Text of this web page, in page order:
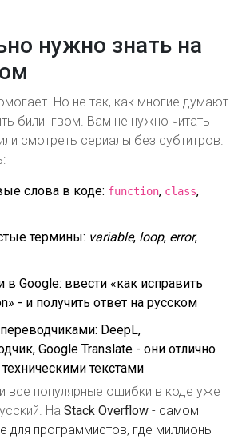
нужно знать на
Но не так, как многие думают.
билингвом. Вам не нужно читать
смотреть сериалы без субтитров.
слова в коде: function, class,
термины: variable, loop, error,
Google: ввести «как исправить
- и получить ответ на русском
DeepL,
Google Translate - они отлично
текстами
все популярные ошибки в коде уже
На Stack Overflow - самом
программистов, где миллионы